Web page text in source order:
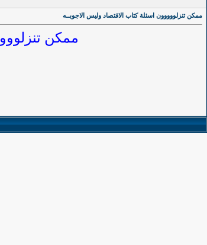
ممكن تنزلووووون اسئلة كتاب الاقتصاد وليس الاجوبــه
ممكن